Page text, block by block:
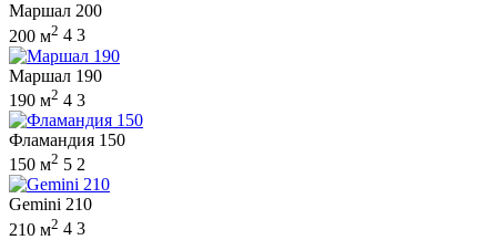
Маршал 200
200 м2 4 3
Маршал 190
190 м2 4 3
Фламандия 150
150 м2 5 2
Gemini 210
210 м2 4 3